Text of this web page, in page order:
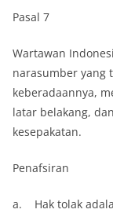
Pasal 7
Wartawan
narasumber yang
keberadaannya,
latar belakang,
kesepakatan.
Penafsiran
a. Hak tolak